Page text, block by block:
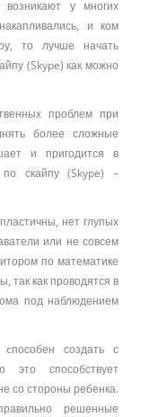
у многих
и ком
то лучше начать
(Skype) как можно
проблем при
более сложные
и пригодится в
скайпу (Skype) –
нет глупых
или не совсем
по математике
так как проводятся в
под наблюдением
создать с
это способствует
со стороны ребенка.
решенные